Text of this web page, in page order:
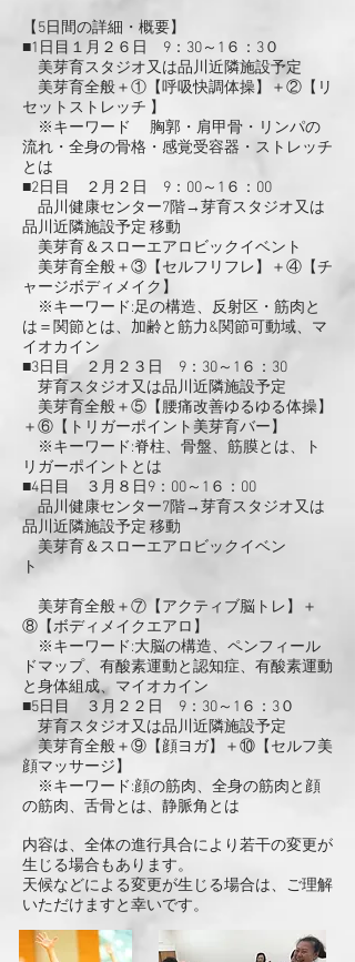
【5日間の詳細・概要】
■1日目１月２６日 9：30～1６：3０
美芽育スタジオ又は品川近隣施設予定
美芽育全般＋①【呼吸快調体操】＋②【リ
セットストレッチ 】
※キーワード 胸郭・肩甲骨・リンパの
流れ・全身の骨格・感覚受容器・ストレッチ
とは
■2日目 ２月２日 9：00～1６：00
品川健康センター7階→芽育スタジオ又は
品川近隣施設予定 移動
美芽育＆スローエアロビックイベント
美芽育全般＋③【セルフリフレ】＋④【チ
ャージボディメイク】
※キーワード:足の構造、反射区・筋肉と
は＝関節とは、加齢と筋力&関節可動域、マ
イオカイン
■3日目 ２月２３日 9：30～1６：30
芽育スタジオ又は品川近隣施設予定
美芽育全般＋⑤【腰痛改善ゆるゆる体操】
＋⑥【トリガーポイント美芽育バー】
※キーワード:脊柱、骨盤、筋膜とは、ト
リガーポイントとは
■4日目 ３月８日9：00～1６：00
品川健康センター7階→芽育スタジオ又は
品川近隣施設予定 移動
美芽育＆スローエアロビックイベン
ト
美芽育全般＋⑦【アクティブ脳トレ】＋
⑧【ボディメイクエアロ】
※キーワード:大脳の構造、ペンフィール
ドマップ、有酸素運動と認知症、有酸素運動
と身体組成、マイオカイン
■5日目 ３月２２日 9：30～1６：3０
芽育スタジオ又は品川近隣施設予定
美芽育全般＋⑨【顔ヨガ】＋⑩【セルフ美
顔マッサージ】
※キーワード:顔の筋肉、全身の筋肉と顔
の筋肉、舌骨とは、静脈角とは
内容は、全体の進行具合により若干の変更が
生じる場合もあります。
天候などによる変更が生じる場合は、ご理解
いただけますと幸いです。